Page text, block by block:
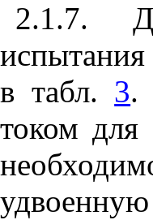
2.1.7.
испытания
в табл. 3.
током для